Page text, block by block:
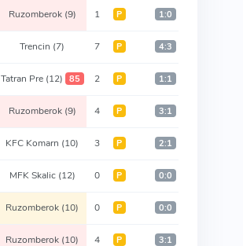
Ruzomberok (9) 1 Р 1:0
Trencin (7) 7 Р 4:3
Tatran Pre (12) 85 2 Р 1:1
Ruzomberok (9) 4 Р 3:1
KFC Komarn (10) 3 Р 2:1
MFK Skalic (12) 0 Р 0:0
Ruzomberok (10) 0 Р 0:0
Ruzomberok (10) 4 Р 3:1